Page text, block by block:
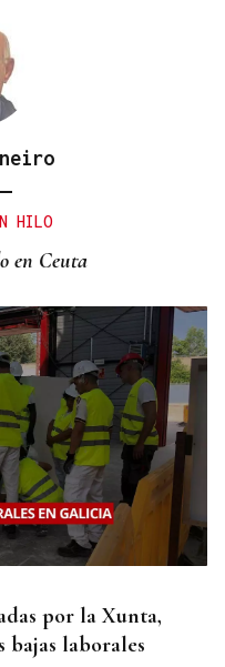
HILO
en Ceuta
por la Xunta,
laborales